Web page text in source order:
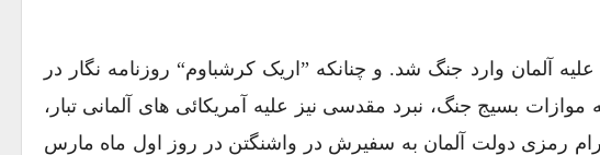
بریتانیا و فرانسه علیه آلمان وارد جنگ شد. و چنانکه ”اریک کرشباوم“ روزنامه نگار در
روایت کرده است، به موازات بسیج جنگ، نبرد مقدسی نیز علیه آمریکائی های آلمانی تبار،
رمزی دولت آلمان به سفیرش در واشنگتن در روز اول ماه مارس